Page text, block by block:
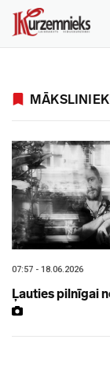
07:57 - 18.06.2026
Ļauties pilnīgai